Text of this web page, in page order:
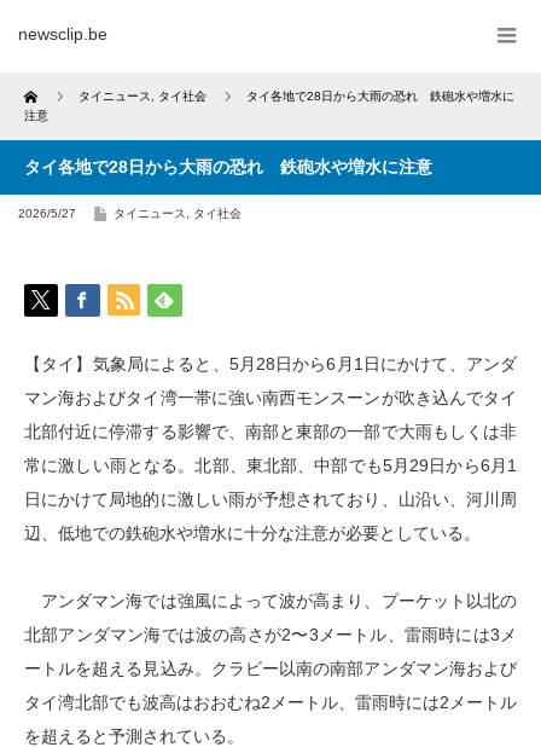
newsclip.be
Home タイニュース タイ社会
タイ各地で28日から大雨の恐れ 鉄砲水や増水に
注意
タイ各地で28日から大雨の恐れ 鉄砲水や増水に注意
2026/5/27 タイニュース タイ社会
【タイ】気象局によると、5月28日から6月1日にかけて、アンダ
マン海およびタイ湾一帯に強い南西モンスーンが吹き込んでタイ
北部付近に停滞する影響で、南部と東部の一部で大雨もしくは非
常に激しい雨となる。北部、東北部、中部でも5月29日から6月1
日にかけて局地的に激しい雨が予想されており、山沿い、河川周
辺、低地での鉄砲水や増水に十分な注意が必要としている。
アンダマン海では強風によって波が高まり、プーケット以北の
北部アンダマン海では波の高さが2〜3メートル、雷雨時には3メ
ートルを超える見込み。クラビー以南の南部アンダマン海および
タイ湾北部でも波高はおおむね2メートル、雷雨時には2メートル
を超えると予測されている。